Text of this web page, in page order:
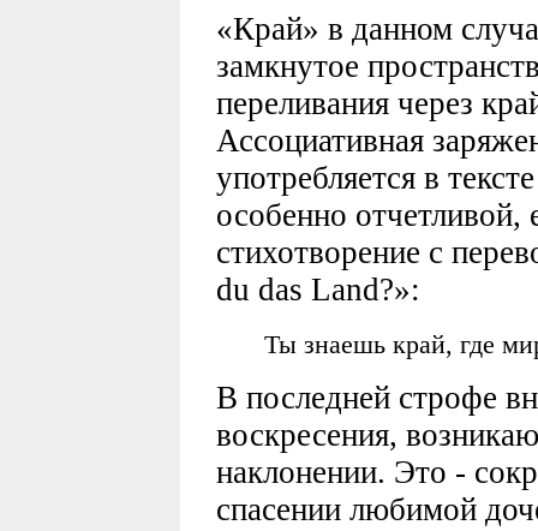
«Край» в данном
замкнутое
переливания через
Ассоциативная
употребляется в
особенно отчетливой,
стихотворение с
du das Land?»:
Ты знаешь край, где
В последней строфе
воскресения,
наклонении. Это -
спасении любимой